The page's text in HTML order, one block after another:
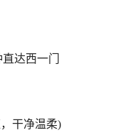
达西一门
干净温柔)